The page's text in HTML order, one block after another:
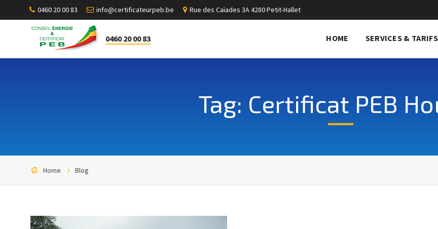
0460 20 00 83 info@certificateurpeb.be Rue des Caïades 3A 4280 Petit-Hallet
0460 20 00 83 HOME SERVICES & TARIFS
Tag: Certificat PEB
Home Blog